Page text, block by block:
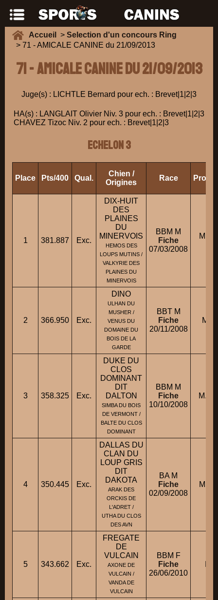
Accueil > Selection d'un concours Ring
> 71 - AMICALE CANINE du 21/09/2013
71 - AMICALE CANINE du 21/09/2013
Juge(s) : LICHTLE Bernard pour ech. : Brevet|1|2|3
HA(s) : LANGLAIT Olivier Niv. 3 pour ech. : Brevet|1|2|3
CHAVEZ Tizoc Niv. 2 pour ech. : Brevet|1|2|3
ECHELON 3
Place Pts/400 Qual.
Chien /
Origines
Race
1 381.887 Exc.
DIX-HUIT
DES
PLAINES
DU
MINERVOIS
HEMOS DES
LOUPS MUTINS /
VALKYRIE DES
PLAINES DU
MINERVOIS
BBM M
Fiche
07/03/2008
M.
2 366.950 Exc.
DINO
ULHAN DU
MUSHER /
VENUS DU
DOMAINE DU
BOIS DE LA
GARDE
BBT M
Fiche
20/11/2008
M.
3 358.325 Exc.
DUKE DU
CLOS
DOMINANT
DIT
DALTON
SIMBA DU BOIS
DE VERMONT /
BALTE DU CLOS
DOMINANT
BBM M
Fiche
10/10/2008
M.
4 350.445 Exc.
DALLAS DU
CLAN DU
LOUP GRIS
DIT
DAKOTA
ARAK DES
ORCKIS DE
L'ADRET /
UTHA DU CLOS
DES AVN
BA M
Fiche
02/09/2008
M.
5 343.662 Exc.
FREGATE
DE
VULCAIN
AXONE DE
VULCAIN /
VANDA DE
VULCAIN
BBM F
Fiche
26/06/2010